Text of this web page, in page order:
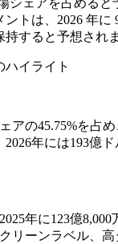
シェアを占めると
トは、2026 年に
すると予想されま
ハイライト
アの45.75%を占
2026年には193億
年に123億
リーンラベル、